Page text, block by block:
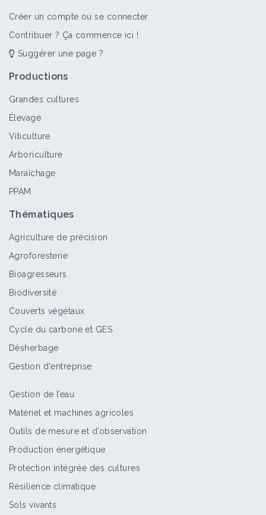
Prêle rameuse
Cultiver des espèces étouffantes
Créer un compte ou se connecter
Contribuer ? Ça commence ici !
Suggérer une page ?
Productions
Grandes cultures
Élevage
Viticulture
Arboriculture
Maraîchage
PPAM
Thématiques
Agriculture de précision
Agroforesterie
Bioagresseurs
Biodiversité
Couverts végétaux
Cycle du carbone et GES
Désherbage
Gestion d'entreprise
Gestion de l’eau
Matériel et machines agricoles
Outils de mesure et d’observation
Production énergétique
Protection intégrée des cultures
Résilience climatique
Sols vivants